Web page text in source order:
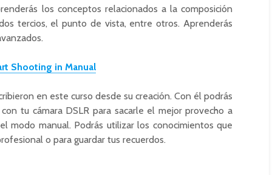
los conceptos relacionados a la composición
tercios, el punto de vista, entre otros. Aprenderás
Shooting in Manual
en este curso desde su creación. Con él podrás
tu cámara DSLR para sacarle el mejor provecho a
modo manual. Podrás utilizar los conocimientos que
o para guardar tus recuerdos.